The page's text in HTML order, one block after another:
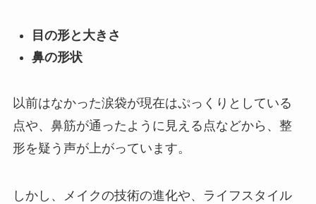
目の形と大きさ
鼻の形状
以前はなかった涙袋が現在はぷっくりとしている
点や、鼻筋が通ったように見える点などから、整
形を疑う声が上がっています。
しかし、メイクの技術の進化や、ライフスタイル